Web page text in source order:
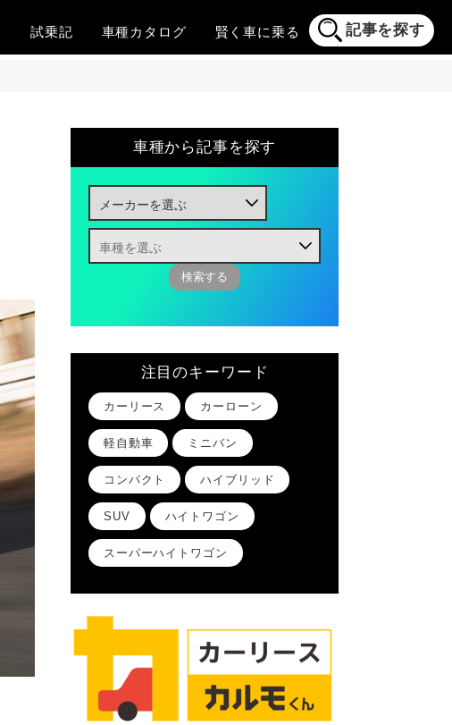
試乗記 車種カタログ 賢く車に乗る 記事を探す
車種から記事を探す
注目のキーワード
カーリース カーローン
軽自動車 ミニバン
コンパクト ハイブリッド
SUV ハイトワゴン
スーパーハイトワゴン